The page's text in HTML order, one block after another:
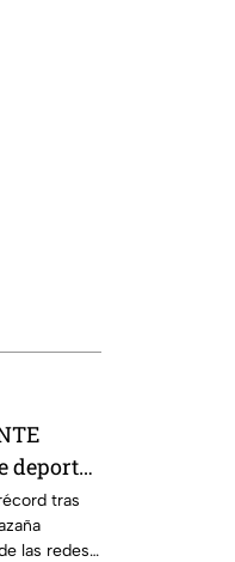
deporte
tras
las redes